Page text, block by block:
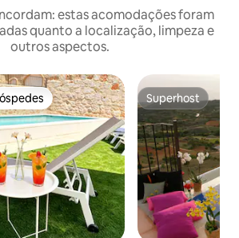
estas acomodações foram
quanto a localização, limpeza e
outros aspectos.
dos hóspedes Superhost
Superhost